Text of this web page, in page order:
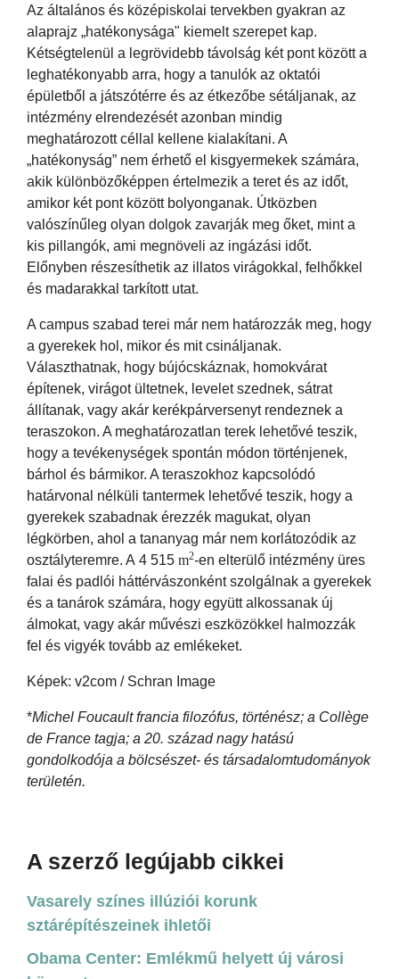
Az általános és középiskolai tervekben gyakran az
alaprajz „hatékonysága" kiemelt szerepet kap.
Kétségtelenül a legrövidebb távolság két pont között a
leghatékonyabb arra, hogy a tanulók az oktatói
épületből a játszótérre és az étkezőbe sétáljanak, az
intézmény elrendezését azonban mindig
meghatározott céllal kellene kialakítani. A
„hatékonyság” nem érhető el kisgyermekek számára,
akik különbözőképpen értelmezik a teret és az időt,
amikor két pont között bolyonganak. Útközben
valószínűleg olyan dolgok zavarják meg őket, mint a
kis pillangók, ami megnöveli az ingázási időt.
Előnyben részesíthetik az illatos virágokkal, felhőkkel
és madarakkal tarkított utat.
A campus szabad terei már nem határozzák meg, hogy
a gyerekek hol, mikor és mit csináljanak.
Választhatnak, hogy bújócskáznak, homokvárat
építenek, virágot ültetnek, levelet szednek, sátrat
állítanak, vagy akár kerékpárversenyt rendeznek a
teraszokon. A meghatározatlan terek lehetővé teszik,
hogy a tevékenységek spontán módon történjenek,
bárhol és bármikor. A teraszokhoz kapcsolódó
határvonal nélküli tantermek lehetővé teszik, hogy a
gyerekek szabadnak érezzék magukat, olyan
légkörben, ahol a tananyag már nem korlátozódik az
osztályteremre. A 4 515 m2-en elterülő intézmény üres
falai és padlói háttérvászonként szolgálnak a gyerekek
és a tanárok számára, hogy együtt alkossanak új
álmokat, vagy akár művészi eszközökkel halmozzák
fel és vigyék tovább az emlékeket.
Képek: v2com / Schran Image
*Michel Foucault francia filozófus, történész; a Collège
de France tagja; a 20. század nagy hatású
gondolkodója a bölcsészet- és társadalomtudományok
területén.
A szerző legújabb cikkei
Vasarely színes illúziói korunk
sztárépítészeinek ihletői
Obama Center: Emlékmű helyett új városi